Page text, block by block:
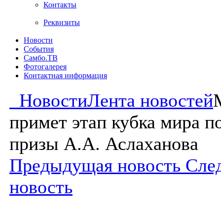
Контакты
Реквизиты
Новости
События
Самбо.ТВ
Фотогалерея
Контактная информация
НовостиЛента новостей
примет этап кубка мира
призы А.А. Аслаханова
Предыдущая новость
новость